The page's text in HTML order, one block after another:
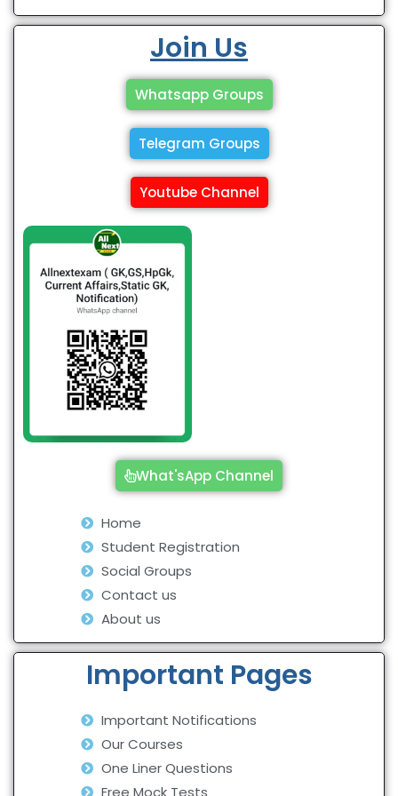
Join Us
Whatsapp Groups
Telegram Groups
Youtube Channel
What'sApp Channel
Home
Student Registration
Social Groups
Contact us
About us
Important Pages
Important Notifications
Our Courses
One Liner Questions
Free Mock Tests